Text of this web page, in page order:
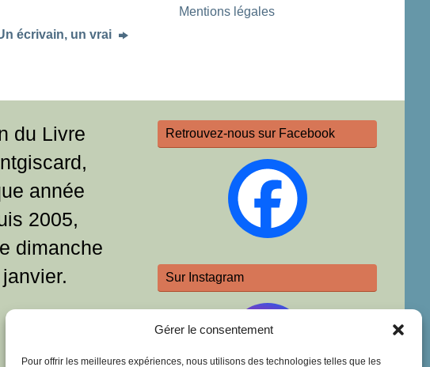
Gérer le consentement
Pour offrir les meilleures expériences, nous utilisons des technologies telles que les
écrivain, un vrai
Mentions légales
du Livre
année
2005,
dimanche
Retrouvez-nous sur Facebook
Sur Instagram